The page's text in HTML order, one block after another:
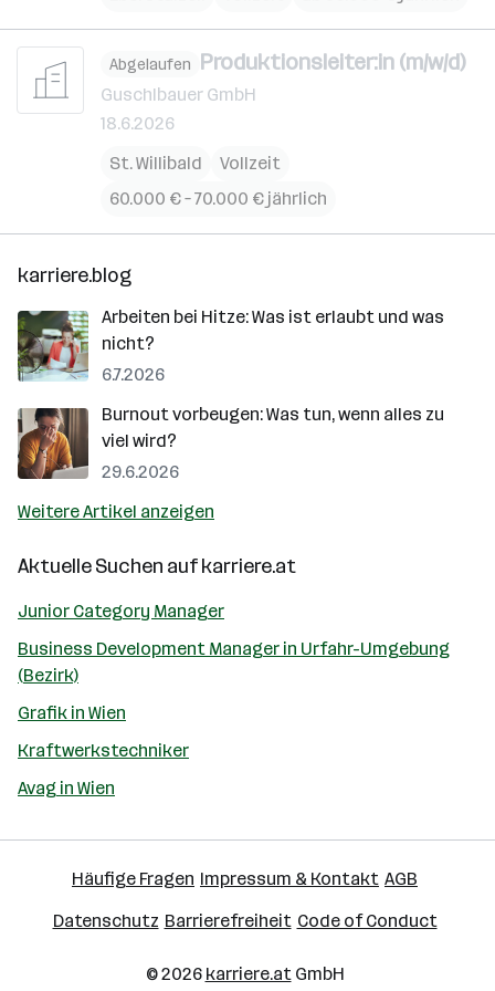
Abgelaufen Produktionsleiter:in (m/w/d)
Guschlbauer GmbH
18.6.2026
St. Willibald
Vollzeit
60.000 € – 70.000 € jährlich
karriere.blog
Arbeiten bei Hitze: Was ist erlaubt und was
nicht?
6.7.2026
Burnout vorbeugen: Was tun, wenn alles zu
viel wird?
29.6.2026
Weitere Artikel anzeigen
Aktuelle Suchen aufkarriere.at
Junior Category Manager
Business Development Manager in Urfahr-Umgebung
(Bezirk)
Grafik in Wien
Kraftwerkstechniker
Avag in Wien
Häufige Fragen Impressum & Kontakt AGB
Datenschutz Barrierefreiheit Code of Conduct
© 2026 karriere.atGmbH